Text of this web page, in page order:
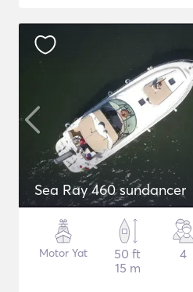
Sea Ray 460 sundancer
Motor Yat
50 ft
15 m
4